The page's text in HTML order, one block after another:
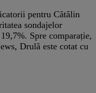
pentru Cătălin
sondajelor
Spre comparație,
Drulă este cotat cu